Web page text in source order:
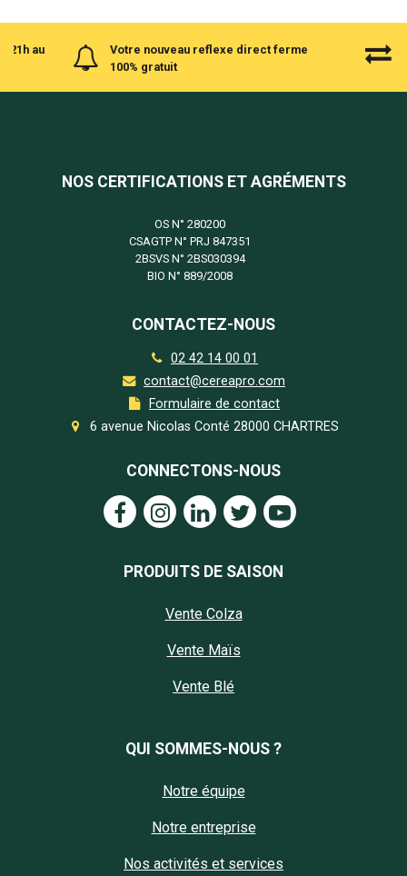
21h au
Votre nouveau reflexe direct ferme
100% gratuit
NOS CERTIFICATIONS ET AGRÉMENTS
OS N° 280200
CSAGTP N° PRJ 847351
2BSVS N° 2BS030394
BIO N° 889/2008
CONTACTEZ-NOUS
02 42 14 00 01
contact@cereapro.com
Formulaire de contact
6 avenue Nicolas Conté 28000 CHARTRES
CONNECTONS-NOUS
PRODUITS DE SAISON
Vente Colza
Vente Maïs
Vente Blé
QUI SOMMES-NOUS ?
Notre équipe
Notre entreprise
Nos activités et services